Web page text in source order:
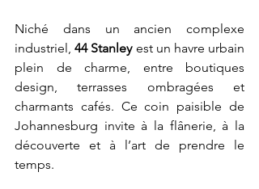
Niché dans un ancien complexe
industriel, 44 Stanley est un havre urbain
plein de charme, entre boutiques
design, terrasses ombragées et
charmants cafés. Ce coin paisible de
Johannesburg invite à la flânerie, à la
découverte et à l’art de prendre le
temps.